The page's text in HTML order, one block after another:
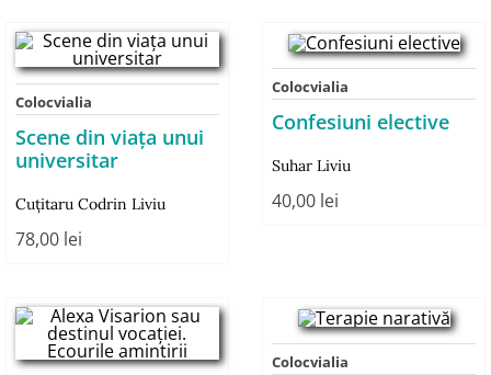
Colocvialia
Scene din viața unui
universitar
Cuţitaru Codrin Liviu
78,00 lei
Colocvialia
Confesiuni elective
Suhar Liviu
40,00 lei
Colocvialia